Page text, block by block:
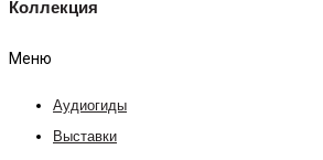
Коллекция
Меню
Аудиогиды
Выставки